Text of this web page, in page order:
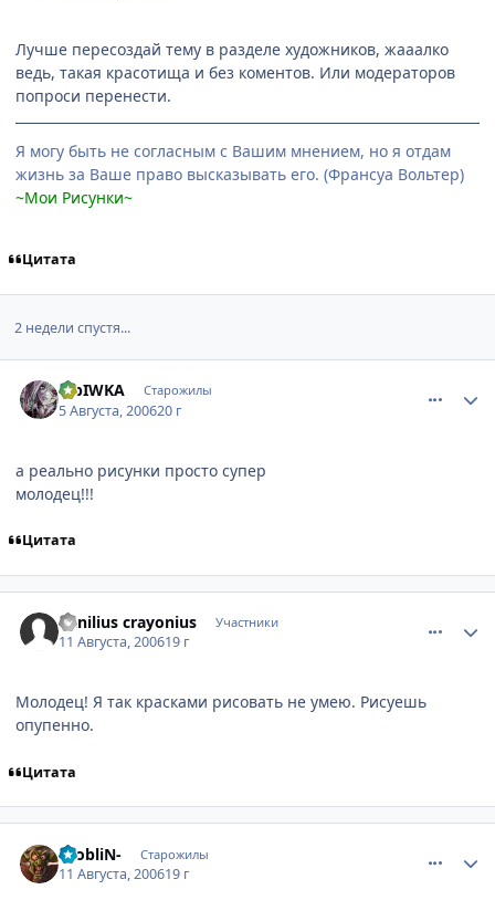
Лучше пересоздай тему в разделе художников, жааалко
ведь, такая красотища и без коментов. Или модераторов
попроси перенести.
Я могу быть не согласным с Вашим мнением, но я отдам
жизнь за Ваше право высказывать его. (Франсуа Вольтер)
~Мои Рисунки~
Цитата
2 недели спустя...
MbIWKA Старожилы
5 Августа, 200620 г
а реально рисунки просто супер
молодец!!!
Цитата
danilius crayonius Участники
11 Августа, 200619 г
Молодец! Я так красками рисовать не умею. Рисуешь
опупенно.
Цитата
-GobliN- Старожилы
11 Августа, 200619 г